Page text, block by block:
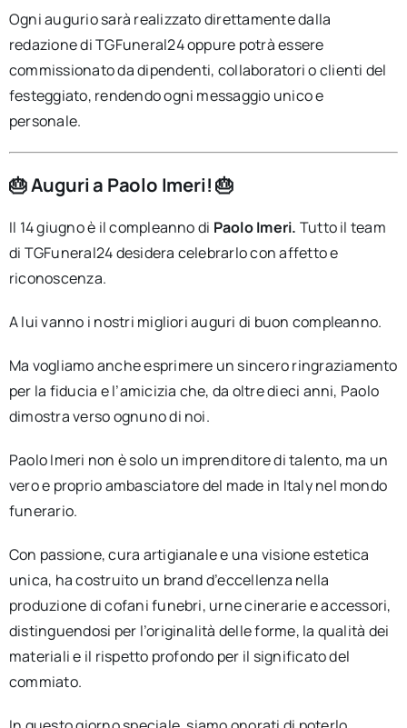
Ogni augurio sarà realizzato direttamente dalla
redazione di TGFuneral24 oppure potrà essere
commissionato da dipendenti, collaboratori o clienti del
festeggiato, rendendo ogni messaggio unico e
personale.
🎂 Auguri a Paolo Imeri! 🎂
Il 14 giugno è il compleanno di Paolo Imeri. Tutto il team
di TGFuneral24 desidera celebrarlo con affetto e
riconoscenza.
A lui vanno i nostri migliori auguri di buon compleanno.
Ma vogliamo anche esprimere un sincero ringraziamento
per la fiducia e l’amicizia che, da oltre dieci anni, Paolo
dimostra verso ognuno di noi.
Paolo Imeri non è solo un imprenditore di talento, ma un
vero e proprio ambasciatore del made in Italy nel mondo
funerario.
Con passione, cura artigianale e una visione estetica
unica, ha costruito un brand d’eccellenza nella
produzione di cofani funebri, urne cinerarie e accessori,
distinguendosi per l’originalità delle forme, la qualità dei
materiali e il rispetto profondo per il significato del
commiato.